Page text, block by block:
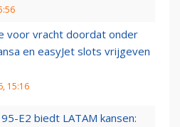
voor vracht doordat onder
en easyJet slots vrijgeven
15:16
E2 biedt LATAM kansen: